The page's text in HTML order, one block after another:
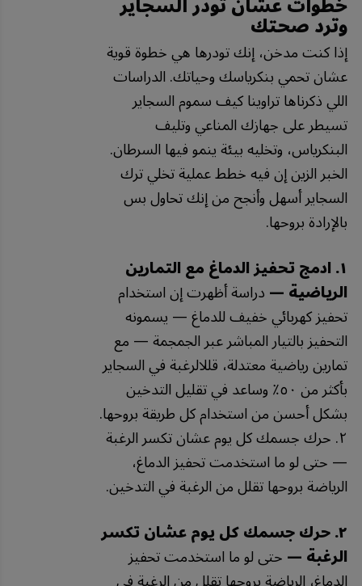
وترد صحتك
إذا كنت مدخن، إنك تودرها هي خطوة قوية
عشان تحمي بنكرياسك وحياتك. الدراسات
اللي ذكرناها تراوينا كيف سموم السجاير
تسيطر على جهازك المناعي وتليف
البنكرياس، وتخليه بيئة ينمو فيها السرطان.
الخبر الزين إن فيه خطط عملية تخلي ترك
السجاير أسهل وأنجح من إنك تحاول بس
بالإرادة بروحها.
١. ادمج تحفيز الدماغ مع التمارين
الرياضية —دراسة أظهرت إن استخدام
تحفيز كهربائي خفيف للدماغ — يسمونه
التحفيز بالتيار المباشر عبر الجمجمة — مع
تمارين رياضية معتدلة، قللالرغبة في السجاير
بأكثر من ٥٠٪ وساعد في تقليل التدخين
بشكل أحسن من استخدام كل طريقة بروحها.
٢. حرك جسمك كل يوم عشان تكسر الرغبة
— حتى لو ما استخدمت تحفيز الدماغ،
الرياضة بروحها تقلل من الرغبة في التدخين.
٢. حرك جسمك كل يوم عشان تكسر
الرغبة —حتى لو ما استخدمت تحفيز